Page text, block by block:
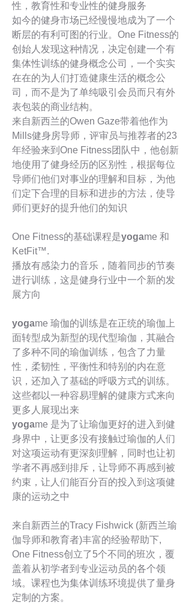
性，教育性和专业性的健身服务
如今的健身市场已经慢慢地成为了一个
断层的有利可图的行业。One Fitness的
创始人发现这种情况，决定创建一个有
集体性训练的健身概念公司，一个实实
在在的为人们打造健康生活的概念公
司，而不是为了单纯吸引会员而只有外
表包装的商业结构。
来自新西兰的Owen Gaze带着他作为
Mills健身房导师，评审员与推荐者的23
年经验来到One Fitness团队中，他创新
地使用了健身经历的区别性，根据每位
导师们他们对事业的理解和目标，为他
们定下合理的目标和进步的方法，使导
师们更好的提升他们的知识
One Fitness的基础课程是yogame 和
KetFit™.
播放有感染力的音乐，随着同步的节奏
进行训练，这是健身行业中一个新的发
展方向
yogame 瑜伽的训练是在正统的瑜伽上
面转型成为新型的现代型瑜伽，其融合
了多种不同的瑜伽训练，包含了力量
性，柔韧性，平衡性和特别的内在意
识，还加入了基础的呼吸方式的训练。
这些都以一种容易理解的健康方式来向
更多人展现出来
yogame 是为了让瑜伽更好的进入到健
身界中，让更多没有接触过瑜伽的人们
对这项运动有更深刻理解，同时也让初
学者不再感到排斥，让导师不再感到被
约束，让人们能百分百的投入到这项健
康的运动之中
来自新西兰的Tracy Fishwick (新西兰瑜
伽导师和教育者)丰富的经验帮助下,
One Fitness创立了5个不同的班次，覆
盖着从初学者到专业运动员的各个领
域。课程也为集体训练环境提供了量身
定制的方案。